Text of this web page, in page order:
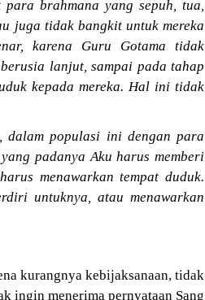
para brahmana yang sepuh, tua,
juga tidak bangkit untuk mereka
karena Guru Gotama tidak
lanjut, sampai pada tahap
kepada mereka. Hal ini tidak
dalam populasi ini dengan para
padanya Aku harus memberi
menawarkan tempat duduk.
untuknya, atau menawarkan
kurangnya kebijaksanaan, tidak
ingin menerima pernyataan Sang